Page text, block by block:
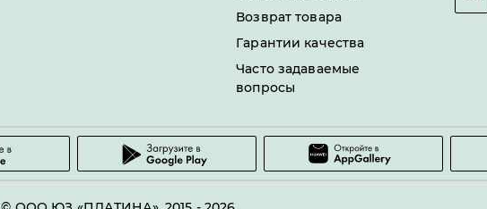
Возврат товара
Гарантии качества
Часто задаваемые
вопросы